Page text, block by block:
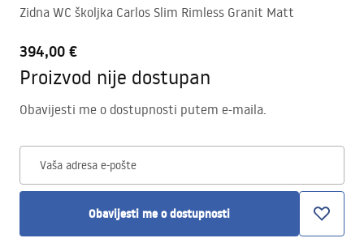
Zidna WC školjka Carlos Slim Rimless Granit Matt
394,00 €
Proizvod nije dostupan
Obavijesti me o dostupnosti putem e-maila.
Vaša adresa e-pošte
Obavijesti me o dostupnosti